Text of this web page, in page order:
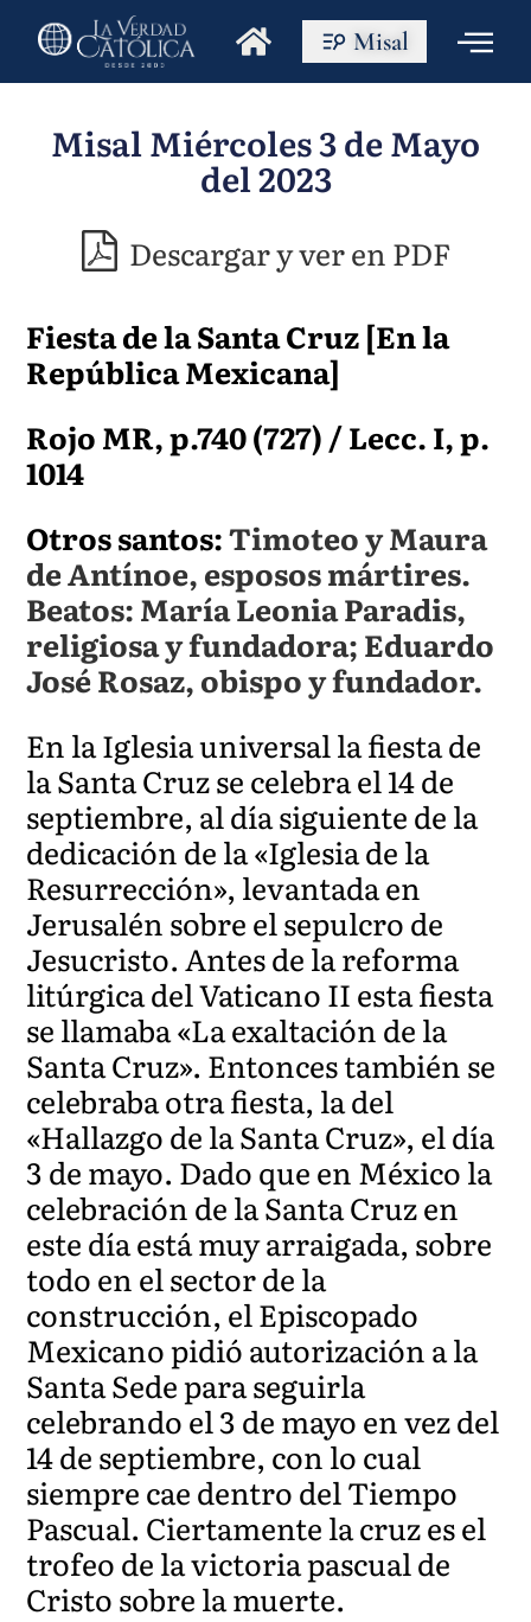
Misal
Misal Miércoles 3 de Mayo
del 2023
Descargar y ver en PDF
Fiesta de la Santa Cruz [En la
República Mexicana]
Rojo MR, p.740 (727) / Lecc. I, p.
1014
Otros santos:Timoteo y Maura
de Antínoe, esposos mártires.
Beatos: María Leonia Paradis,
religiosa y fundadora; Eduardo
José Rosaz, obispo y fundador.
En la Iglesia universal la fiesta de
la Santa Cruz se celebra el 14 de
septiembre, al día siguiente de la
dedicación de la «Iglesia de la
Resurrección», levantada en
Jerusalén sobre el sepulcro de
Jesucristo. Antes de la reforma
litúrgica del Vaticano II esta fiesta
se llamaba «La exaltación de la
Santa Cruz». Entonces también se
celebraba otra fiesta, la del
«Hallazgo de la Santa Cruz», el día
3 de mayo. Dado que en México la
celebración de la Santa Cruz en
este día está muy arraigada, sobre
todo en el sector de la
construcción, el Episcopado
Mexicano pidió autorización a la
Santa Sede para seguirla
celebrando el 3 de mayo en vez del
14 de septiembre, con lo cual
siempre cae dentro del Tiempo
Pascual. Ciertamente la cruz es el
trofeo de la victoria pascual de
Cristo sobre la muerte.